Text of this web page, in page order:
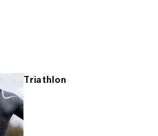
Triathlon